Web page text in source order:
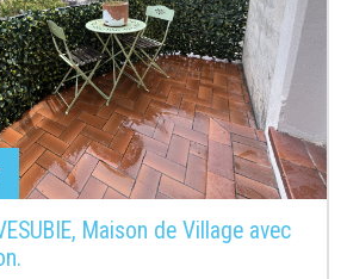
Maison de Village avec